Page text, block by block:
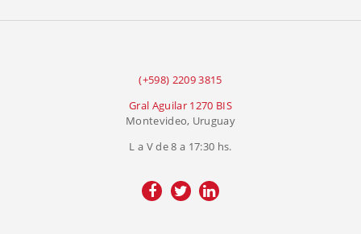
(+598) 2209 3815
Gral Aguilar 1270 BIS
Montevideo, Uruguay
L a V de 8 a 17:30 hs.